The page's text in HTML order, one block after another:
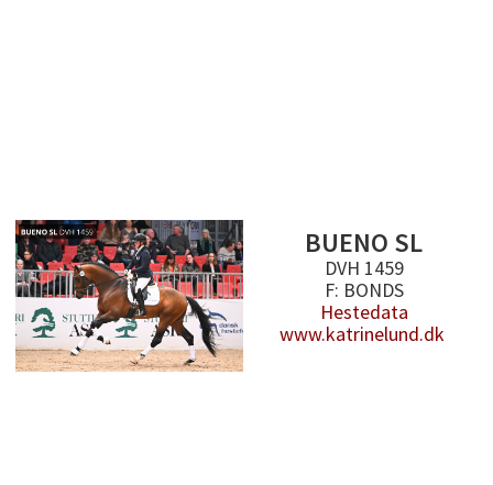
BUENO SL
DVH 1459
F: BONDS
Hestedata
www.katrinelund.dk